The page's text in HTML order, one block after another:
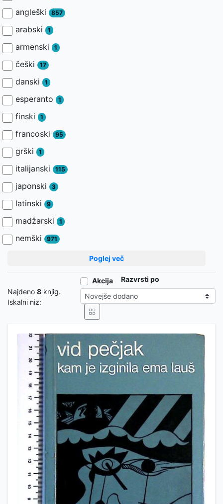
angleški 857
arabski 1
armenski 1
češki 17
danski 1
esperanto 1
finski 1
francoski 95
grški 1
italijanski 115
japonski 3
latinski 9
madžarski 1
nemški 971
Poglej več
Najdeno 8 knjig.
Iskalni niz:
Akcija Razvrsti po